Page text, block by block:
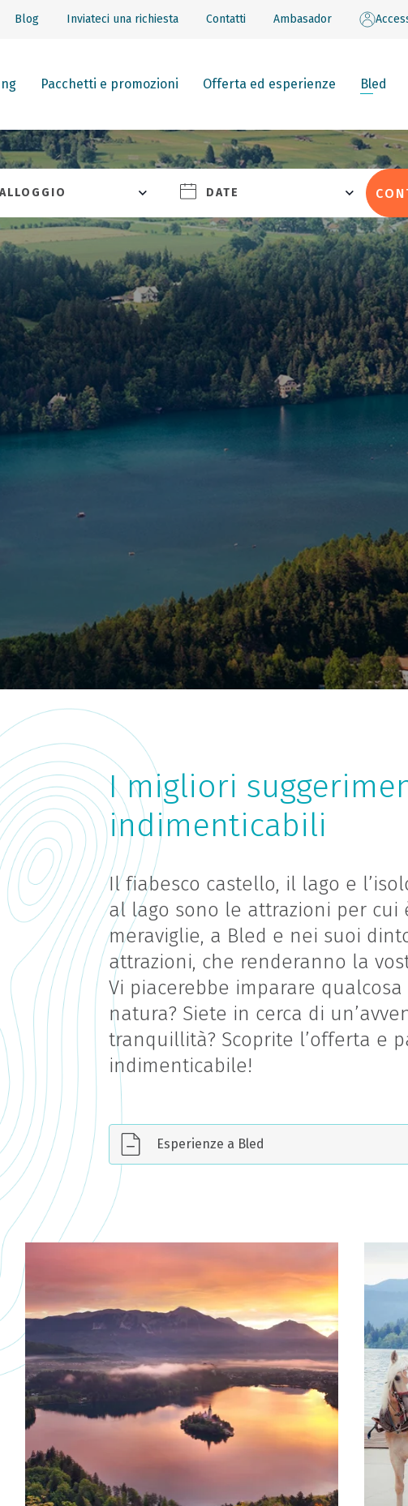
Blog Inviateci una richiesta Contatti Ambasador
Pacchetti e promozioni Offerta ed esperienze Bled
ALLOGGIO DATE
I migliori
indimenticabili
Il fiabesco castello, il lago e
al lago sono le attrazioni per cui
meraviglie, a Bled e nei suoi
attrazioni, che renderanno la
Vi piacerebbe imparare
natura? Siete in cerca di
tranquillità? Scoprite l’offerta e
indimenticabile!
Esperienze a Bled